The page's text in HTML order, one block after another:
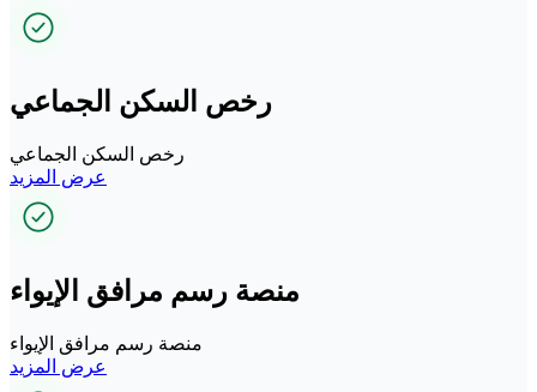
رخص السكن الجماعي
رخص السكن الجماعي
عرض المزيد
منصة رسم مرافق الإيواء
منصة رسم مرافق الإيواء
عرض المزيد